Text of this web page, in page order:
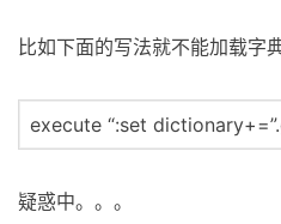
比如下面的写法就不能加载字
execute “:set
疑惑中。。。